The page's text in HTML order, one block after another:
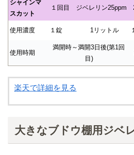
シャインマ
スカット
１回目 ジベレリン25ppm
使用濃度 １錠 1リットル
使用時期
満開時～満開3日後(第1回
目)
楽天で詳細を見る
大きなブドウ棚用ジベ